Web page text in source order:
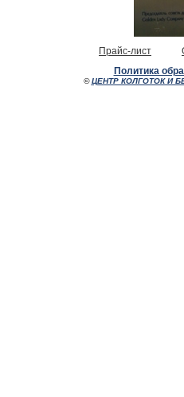
Прайс-лист
Политика
©ЦЕНТР КОЛГОТОК И